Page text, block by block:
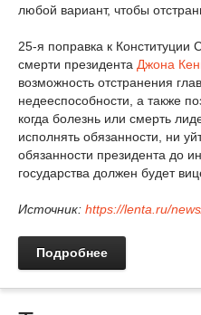
любой вариант, чтобы
25-я поправка к
смерти президента Джона
возможность отстранения
недееспособности, а также
когда болезнь или смерть
исполнять обязанности, ни
обязанности президента до
государства должен будет
Источник: https://lenta.ru/
Подробнее